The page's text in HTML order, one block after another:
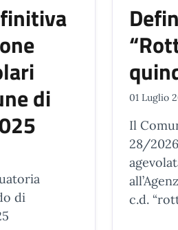
di
di
01 Luglio
Il
28/
c.d.